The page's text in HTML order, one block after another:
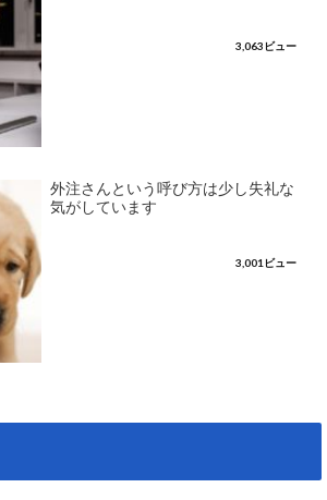
3,063ビュー
外注さんという呼び方は少し失礼な
気がしています
3,001ビュー